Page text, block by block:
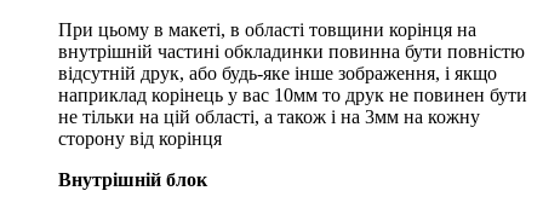
При цьому в макеті, в області товщини корінця на
внутрішній частині обкладинки повинна бути повністю
відсутній друк, або будь-яке інше зображення, і якщо
наприклад корінець у вас 10мм то друк не повинен бути
не тільки на цій області, а також і на 3мм на кожну
сторону від корінця
Внутрішній блок